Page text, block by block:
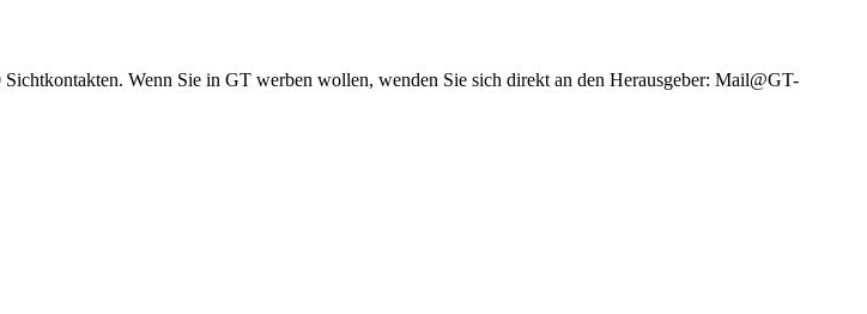
Wenn Sie in GT werben wollen, wenden Sie sich direkt an den Herausgeber: Mail@GT-